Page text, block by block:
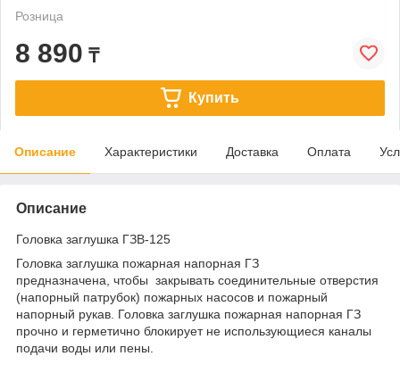
Розница
8 890 ₸
Купить
Описание Характеристики Доставка Оплата
Описание
Головка заглушка ГЗВ-125
Головка заглушка пожарная напорная ГЗ
предназначена, чтобы закрывать соединительные отверстия
(напорный патрубок) пожарных насосов и пожарный
напорный рукав. Головка заглушка пожарная напорная ГЗ
прочно и герметично блокирует не использующиеся каналы
подачи воды или пены.